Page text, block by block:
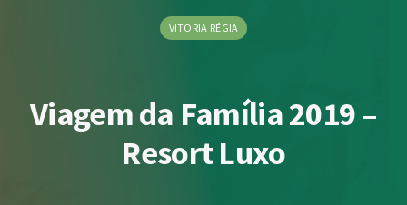
VITORIA RÉGIA
Viagem da Família 2019 –
Resort Luxo